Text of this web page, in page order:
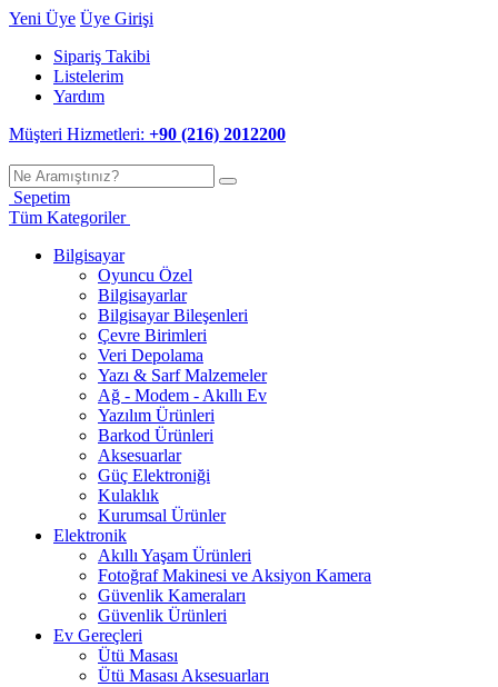
Yeni Üye Üye Girişi
Sipariş Takibi
Listelerim
Yardım
Müşteri Hizmetleri: +90 (216) 2012200
Sepetim
Tüm Kategoriler
Bilgisayar
Oyuncu Özel
Bilgisayarlar
Bilgisayar Bileşenleri
Çevre Birimleri
Veri Depolama
Yazı & Sarf Malzemeler
Ağ - Modem - Akıllı Ev
Yazılım Ürünleri
Barkod Ürünleri
Aksesuarlar
Güç Elektroniği
Kulaklık
Kurumsal Ürünler
Elektronik
Akıllı Yaşam Ürünleri
Fotoğraf Makinesi ve Aksiyon Kamera
Güvenlik Kameraları
Güvenlik Ürünleri
Ev Gereçleri
Ütü Masası
Ütü Masası Aksesuarları